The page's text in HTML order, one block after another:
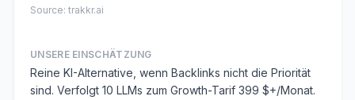
Source: trakkr.ai
UNSERE EINSCHÄTZUNG
Reine KI-Alternative, wenn Backlinks nicht die Priorität
sind. Verfolgt 10 LLMs zum Growth-Tarif 399 $+/Monat.